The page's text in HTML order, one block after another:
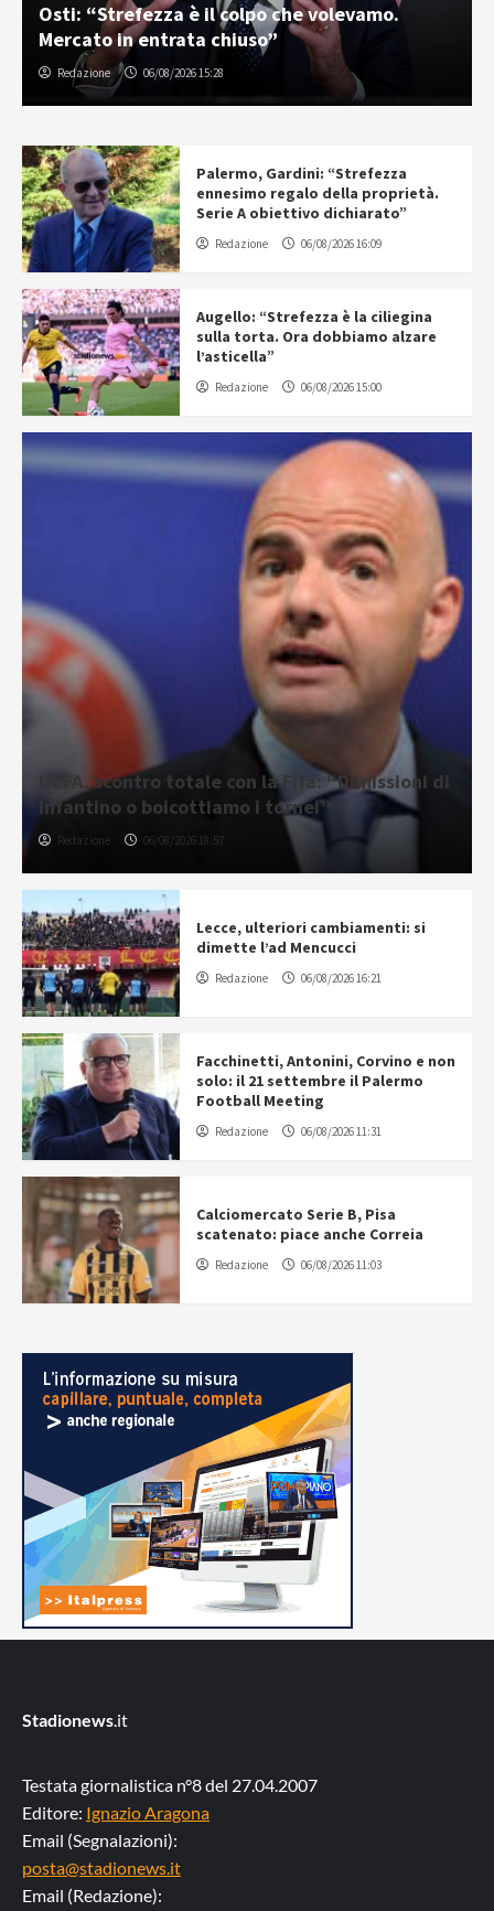
Osti: “Strefezza è il colpo che volevamo.
Mercato in entrata chiuso”
Redazione 06/08/2026 15:28
Palermo, Gardini: “Strefezza
ennesimo regalo della proprietà.
Serie A obiettivo dichiarato”
Redazione 06/08/2026 16:09
Augello: “Strefezza è la ciliegina
sulla torta. Ora dobbiamo alzare
l’asticella”
Redazione 06/08/2026 15:00
UEFA, scontro totale con la Fifa: “Dimissioni di
Infantino o boicottiamo i tornei”
Redazione 06/08/2026 18:57
Lecce, ulteriori cambiamenti: si
dimette l’ad Mencucci
Redazione 06/08/2026 16:21
Facchinetti, Antonini, Corvino e non
solo: il 21 settembre il Palermo
Football Meeting
Redazione 06/08/2026 11:31
Calciomercato Serie B, Pisa
scatenato: piace anche Correia
Redazione 06/08/2026 11:03
Stadionews.it
Testata giornalistica n°8 del 27.04.2007
Editore: Ignazio Aragona
Email (Segnalazioni):
posta@stadionews.it
Email (Redazione):